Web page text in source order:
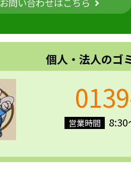
個人・法人のゴ
営業時間